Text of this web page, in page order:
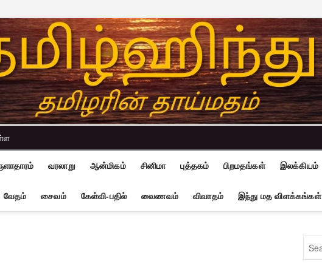
வரலாறு ஆன்மிகம் சினிமா புத்தகம் பிறமதங்கள் இலக்கியம்
வேதம் சைவம் கேள்வி-பதில் வைணவம் விவாதம் இந்து மத விளக்கங்கள்